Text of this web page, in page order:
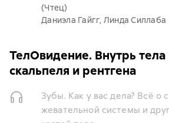
(Чтец)
Даниэла Гайгг, Линда Силлаба
ТелОвидение. Внутрь тела
скальпеля и рентгена
Зубы. Как у вас дела? Всё о
жевательной системы и